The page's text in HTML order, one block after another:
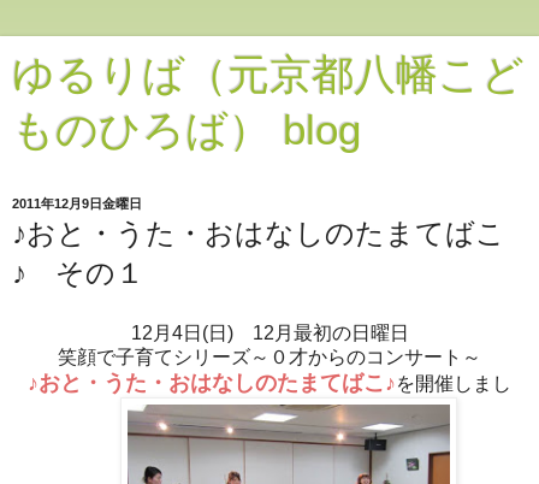
ゆるりば（元京都八幡こど
ものひろば） blog
2011年12月9日金曜日
♪おと・うた・おはなしのたまてばこ
♪ その１
12月4日(日) 12月最初の日曜日
笑顔で子育てシリーズ～０才からのコンサート～
♪おと・うた・おはなしのたまてばこ♪を開催しまし